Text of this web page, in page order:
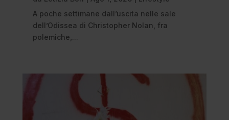
A poche settimane dall’uscita nelle sale
dell’Odissea di Christopher Nolan, fra
polemiche,...